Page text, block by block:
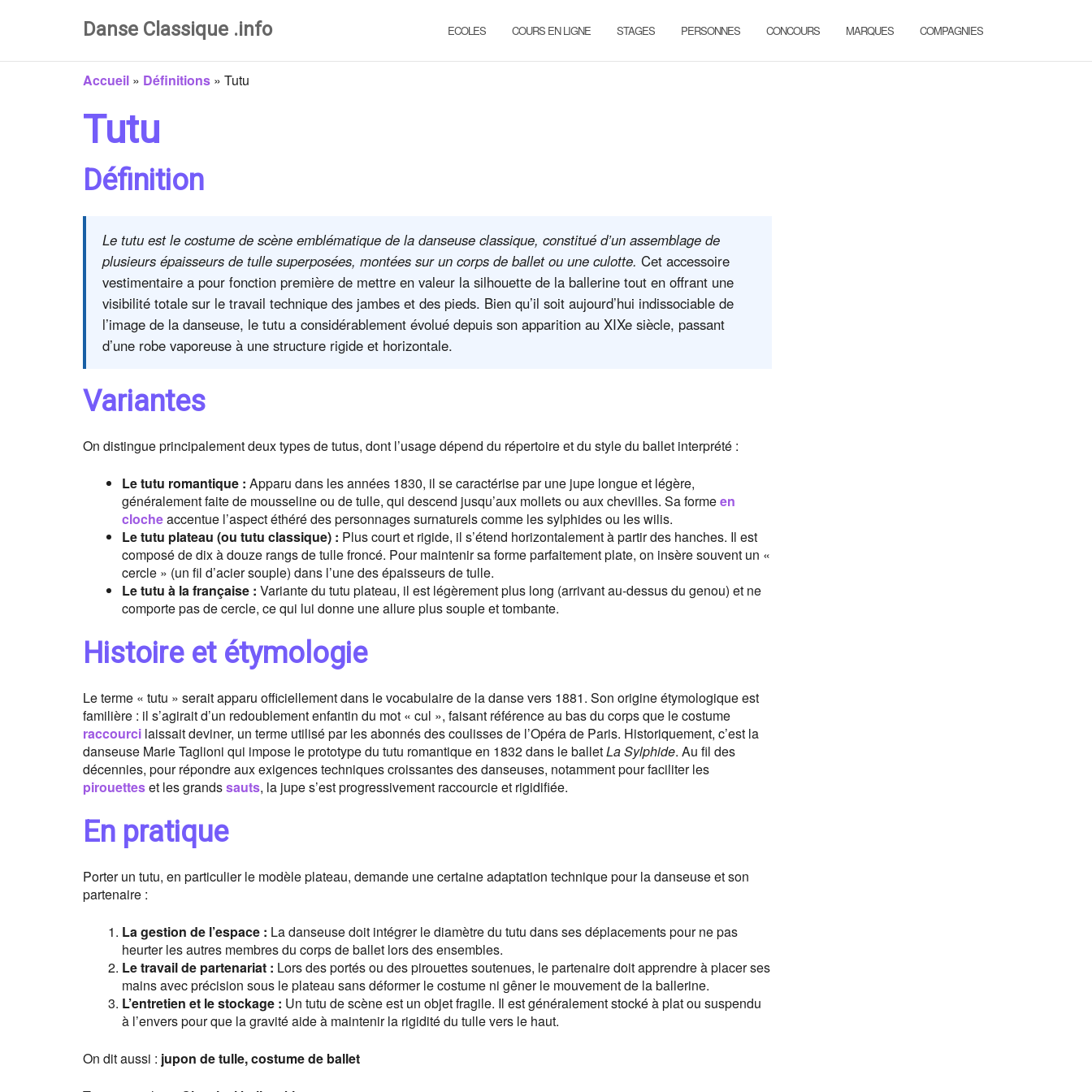
Danse Classique .info ECOLES COURS EN LIGNE STAGES PERSONNES CONCOURS MARQUES COMPAGNIES
Accueil » Définitions » Tutu
Tutu
Définition
Le tutu est le costume de scène emblématique de la danseuse classique, constitué d’un assemblage de
plusieurs épaisseurs de tulle superposées, montées sur un corps de ballet ou une culotte. Cet accessoire
vestimentaire a pour fonction première de mettre en valeur la silhouette de la ballerine tout en offrant une
visibilité totale sur le travail technique des jambes et des pieds. Bien qu’il soit aujourd’hui indissociable de
l’image de la danseuse, le tutu a considérablement évolué depuis son apparition au XIXe siècle, passant
d’une robe vaporeuse à une structure rigide et horizontale.
Variantes
On distingue principalement deux types de tutus, dont l’usage dépend du répertoire et du style du ballet interprété :
Le tutu romantique : Apparu dans les années 1830, il se caractérise par une jupe longue et légère,
généralement faite de mousseline ou de tulle, qui descend jusqu’aux mollets ou aux chevilles. Sa formeen
clocheaccentue l’aspect éthéré des personnages surnaturels comme les sylphides ou les wilis.
Le tutu plateau (ou tutu classique) : Plus court et rigide, il s’étend horizontalement à partir des hanches. Il est
composé de dix à douze rangs de tulle froncé. Pour maintenir sa forme parfaitement plate, on insère souvent un «
cercle » (un fil d’acier souple) dans l’une des épaisseurs de tulle.
Le tutu à la française : Variante du tutu plateau, il est légèrement plus long (arrivant au-dessus du genou) et ne
comporte pas de cercle, ce qui lui donne une allure plus souple et tombante.
Histoire et étymologie
Le terme « tutu » serait apparu officiellement dans le vocabulaire de la danse vers 1881. Son origine étymologique est
familière : il s’agirait d’un redoublement enfantin du mot « cul », faisant référence au bas du corps que le costume
raccourci laissait deviner, un terme utilisé par les abonnés des coulisses de l’Opéra de Paris. Historiquement, c’est la
danseuse Marie Taglioni qui impose le prototype du tutu romantique en 1832 dans le balletLa Sylphide. Au fil des
décennies, pour répondre aux exigences techniques croissantes des danseuses, notamment pour faciliter les
pirouetteset les grandssauts, la jupe s’est progressivement raccourcie et rigidifiée.
En pratique
Porter un tutu, en particulier le modèle plateau, demande une certaine adaptation technique pour la danseuse et son
partenaire :
La gestion de l’espace : La danseuse doit intégrer le diamètre du tutu dans ses déplacements pour ne pas
heurter les autres membres du corps de ballet lors des ensembles.
Le travail de partenariat : Lors des portés ou des pirouettes soutenues, le partenaire doit apprendre à placer ses
mains avec précision sous le plateau sans déformer le costume ni gêner le mouvement de la ballerine.
L’entretien et le stockage : Un tutu de scène est un objet fragile. Il est généralement stocké à plat ou suspendu
à l’envers pour que la gravité aide à maintenir la rigidité du tulle vers le haut.
On dit aussi : jupon de tulle, costume de ballet